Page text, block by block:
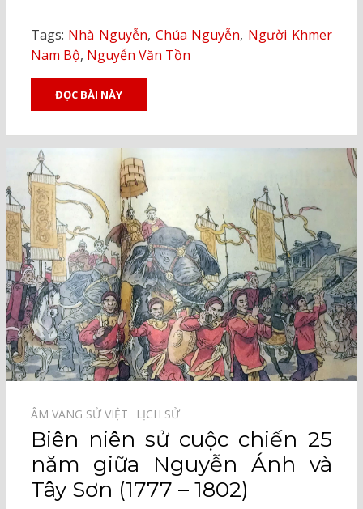
Tags: Nhà Nguyễn, Chúa Nguyễn, Người Khmer
Nam Bộ, Nguyễn Văn Tồn
ĐỌC BÀI NÀY
ÂM VANG SỬ VIỆT⠀ LỊCH SỬ⠀
Biên niên sử cuộc chiến 25
năm giữa Nguyễn Ánh và
Tây Sơn (1777 – 1802)